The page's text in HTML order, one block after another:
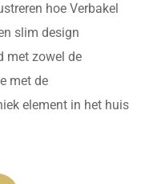
hoe Verbakel
slim design
met zowel de
met de
element in het huis